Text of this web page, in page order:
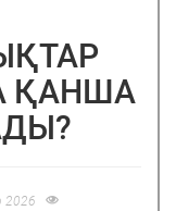
ҚАНША
2026